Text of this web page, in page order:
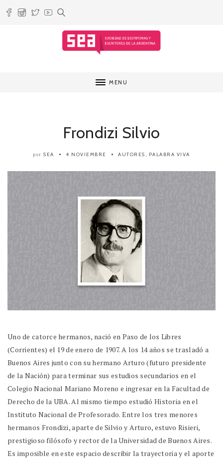
MENU
Frondizi Silvio
por SEA 4 NOVIEMBRE AUTORES , PALABRA VIVA
Uno de catorce hermanos, nació en Paso de los Libres
(Corrientes) el 19 de enero de 1907. A los 14 años se trasladó a
Buenos Aires junto con su hermano Arturo (futuro presidente
de la Nación) para terminar sus estudios secundarios en el
Colegio Nacional Mariano Moreno e ingresar en la Facultad de
Derecho de la UBA. Al mismo tiempo estudió Historia en el
Instituto Nacional de Profesorado. Entre los tres menores
hermanos Frondizi, aparte de Silvio y Arturo, estuvo Risieri,
prestigioso filósofo y rector de la Universidad de Buenos Aires.
Es imposible en este espacio describir la trayectoria y el aporte